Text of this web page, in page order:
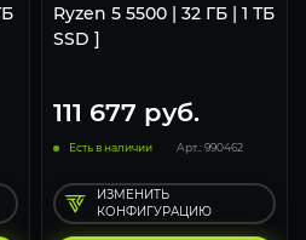
Ryzen 5 5500 | 32 ГБ | 1 ТБ
SSD ]
111 677 руб.
Есть в наличии Арт.: 990462
ИЗМЕНИТЬ
КОНФИГУРАЦИЮ